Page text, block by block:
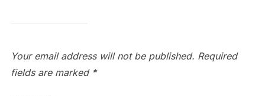
Your email address will not be published. Required
fields are marked *